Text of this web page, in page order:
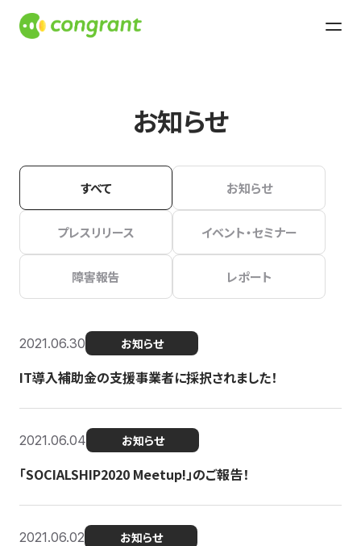
お知らせ
すべて お知らせ
プレスリリース イベント・セミナー
障害報告 レポート
2021.06.30 お知らせ
IT導入補助金の支援事業者に採択されました！
2021.06.04 お知らせ
「SOCIALSHIP2020 Meetup!」のご報告！
2021.06.02 お知らせ